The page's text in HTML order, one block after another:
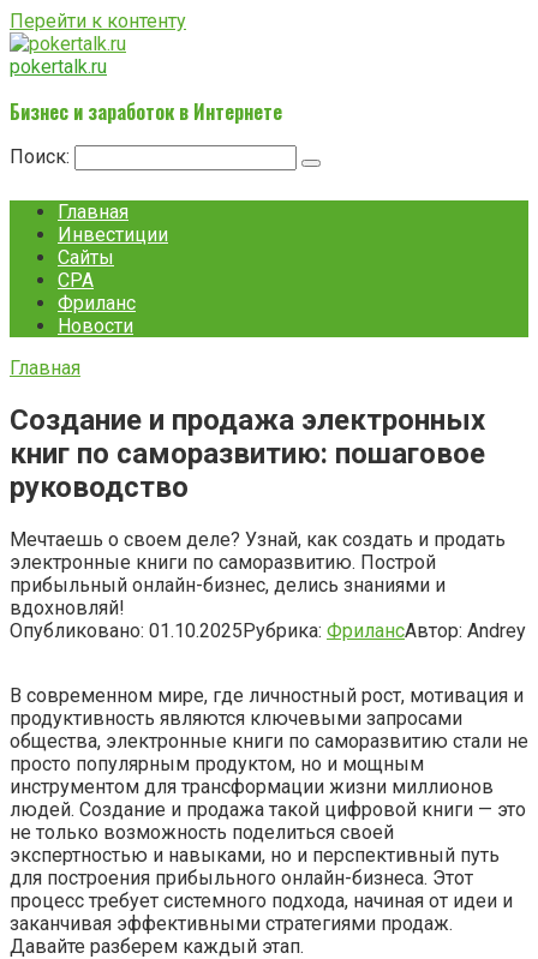
Перейти к контенту
pokertalk.ru
Бизнес и заработок в Интернете
Поиск:
Главная
Инвестиции
Сайты
CPA
Фриланс
Новости
Главная
Создание и продажа электронных
книг по саморазвитию: пошаговое
руководство
Мечтаешь о своем деле? Узнай, как создать и продать
электронные книги по саморазвитию. Построй
прибыльный онлайн-бизнес, делись знаниями и
вдохновляй!
Опубликовано: 01.10.2025Рубрика: ФрилансАвтор: Andrey
В современном мире, где личностный рост, мотивация и
продуктивность являются ключевыми запросами
общества, электронные книги по саморазвитию стали не
просто популярным продуктом, но и мощным
инструментом для трансформации жизни миллионов
людей. Создание и продажа такой цифровой книги — это
не только возможность поделиться своей
экспертностью и навыками, но и перспективный путь
для построения прибыльного онлайн-бизнеса. Этот
процесс требует системного подхода, начиная от идеи и
заканчивая эффективными стратегиями продаж.
Давайте разберем каждый этап.